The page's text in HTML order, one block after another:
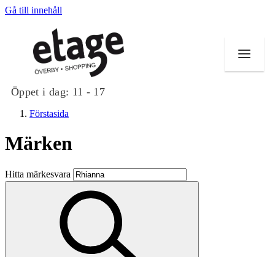
Gå till innehåll
Öppet i dag: 11 - 17
Butiker
Mat och dryck
Evenemang
Erbjudanden
Förstasida
Märken
Hitta märkesvara